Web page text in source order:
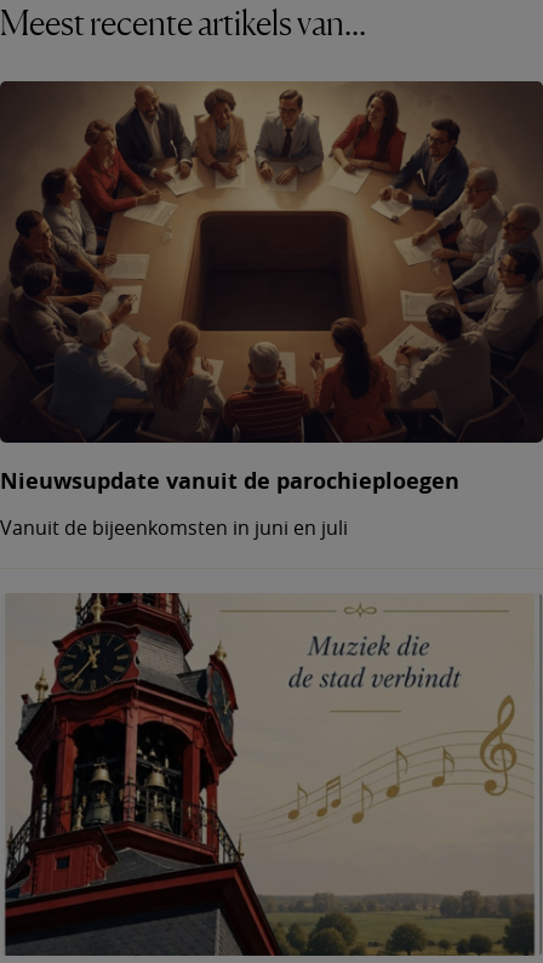
Meest recente artikels van...
Nieuwsupdate vanuit de parochieploegen
Vanuit de bijeenkomsten in juni en juli